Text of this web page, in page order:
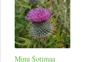
Religioon
Romantika
Tervis ja elustiil
Minu Šotimaa